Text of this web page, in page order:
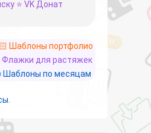
⭐ VK Донат
Шаблоны портфолио
Флажки для растяжек
Шаблоны по месяцам